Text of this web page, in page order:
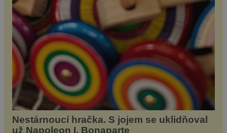
Nestárnoucí hračka. S jojem se uklidňoval
už Napoleon I. Bonaparte